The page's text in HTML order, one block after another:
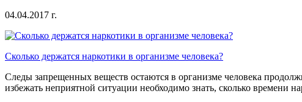
04.04.2017 г.
Сколько держатся наркотики в организме человека?
Следы запрещенных веществ остаются в организме человека
избежать неприятной ситуации необходимо знать, сколько времени